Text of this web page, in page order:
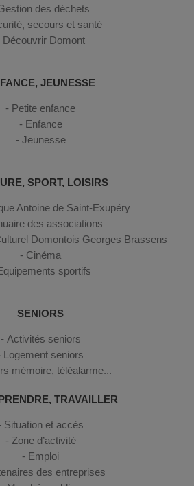
des déchets
secours et santé
Découvrir Domont
JEUNESSE
Petite enfance
Enfance
Jeunesse
SPORT, LOISIRS
Antoine de Saint-Exupéry
des associations
Domontois Georges Brassens
Cinéma
sportifs
SENIORS
Activités seniors
Logement seniors
mémoire, téléalarme...
TRAVAILLER
Situation et accès
Zone d’activité
Emploi
des entreprises